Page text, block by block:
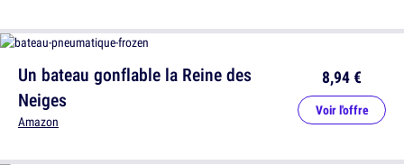
Un bateau gonflable la Reine des
Neiges
Amazon
8,94 €
Voir l'offre